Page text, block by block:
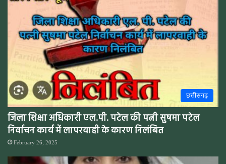
छत्तीसगढ़
जिला शिक्षा अधिकारी एल.पी. पटेल की पत्नी सुषमा पटेल
निर्वाचन कार्य में लापरवाही के कारण निलंबित
February 26, 2025